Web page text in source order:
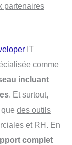
partenaires
IT
comme
incluant
. Et surtout,
des outils
et RH. En
complet